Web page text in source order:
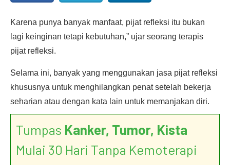
Karena punya banyak manfaat, pijat refleksi itu bukan
lagi keinginan tetapi kebutuhan,” ujar seorang terapis
pijat refleksi.
Selama ini, banyak yang menggunakan jasa pijat refleksi
khususnya untuk menghilangkan penat setelah bekerja
seharian atau dengan kata lain untuk memanjakan diri.
Tumpas Kanker, Tumor, Kista
Mulai 30 Hari Tanpa Kemoterapi